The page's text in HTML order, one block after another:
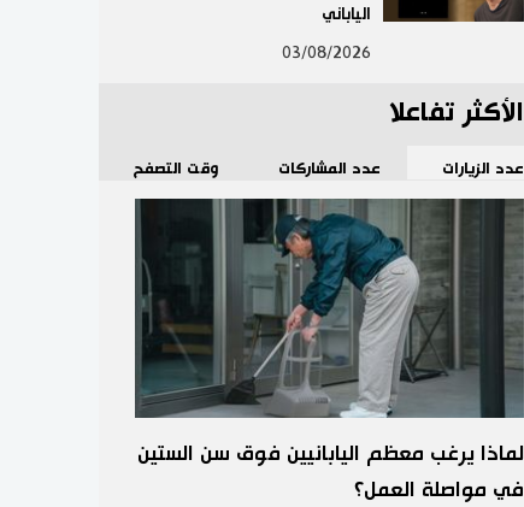
الياباني
03/08/2026
الأكثر تفاعلا
عدد الزيارات عدد المشاركات وقت التصفح
لماذا يرغب معظم اليابانيين فوق سن الستين
في مواصلة العمل؟